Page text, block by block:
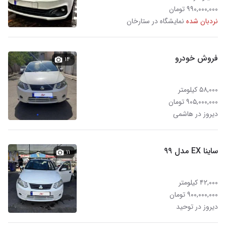
۹۹۰,۰۰۰,۰۰۰ تومان
نردبان شده نمایشگاه در ستارخان
فروش خودرو
۵۸,۰۰۰ کیلومتر
۹۰۵,۰۰۰,۰۰۰ تومان
دیروز در هاشمی
۱۴
ساینا EX مدل ۹۹
۴۲,۰۰۰ کیلومتر
۹۰۰,۰۰۰,۰۰۰ تومان
دیروز در توحید
۱۱